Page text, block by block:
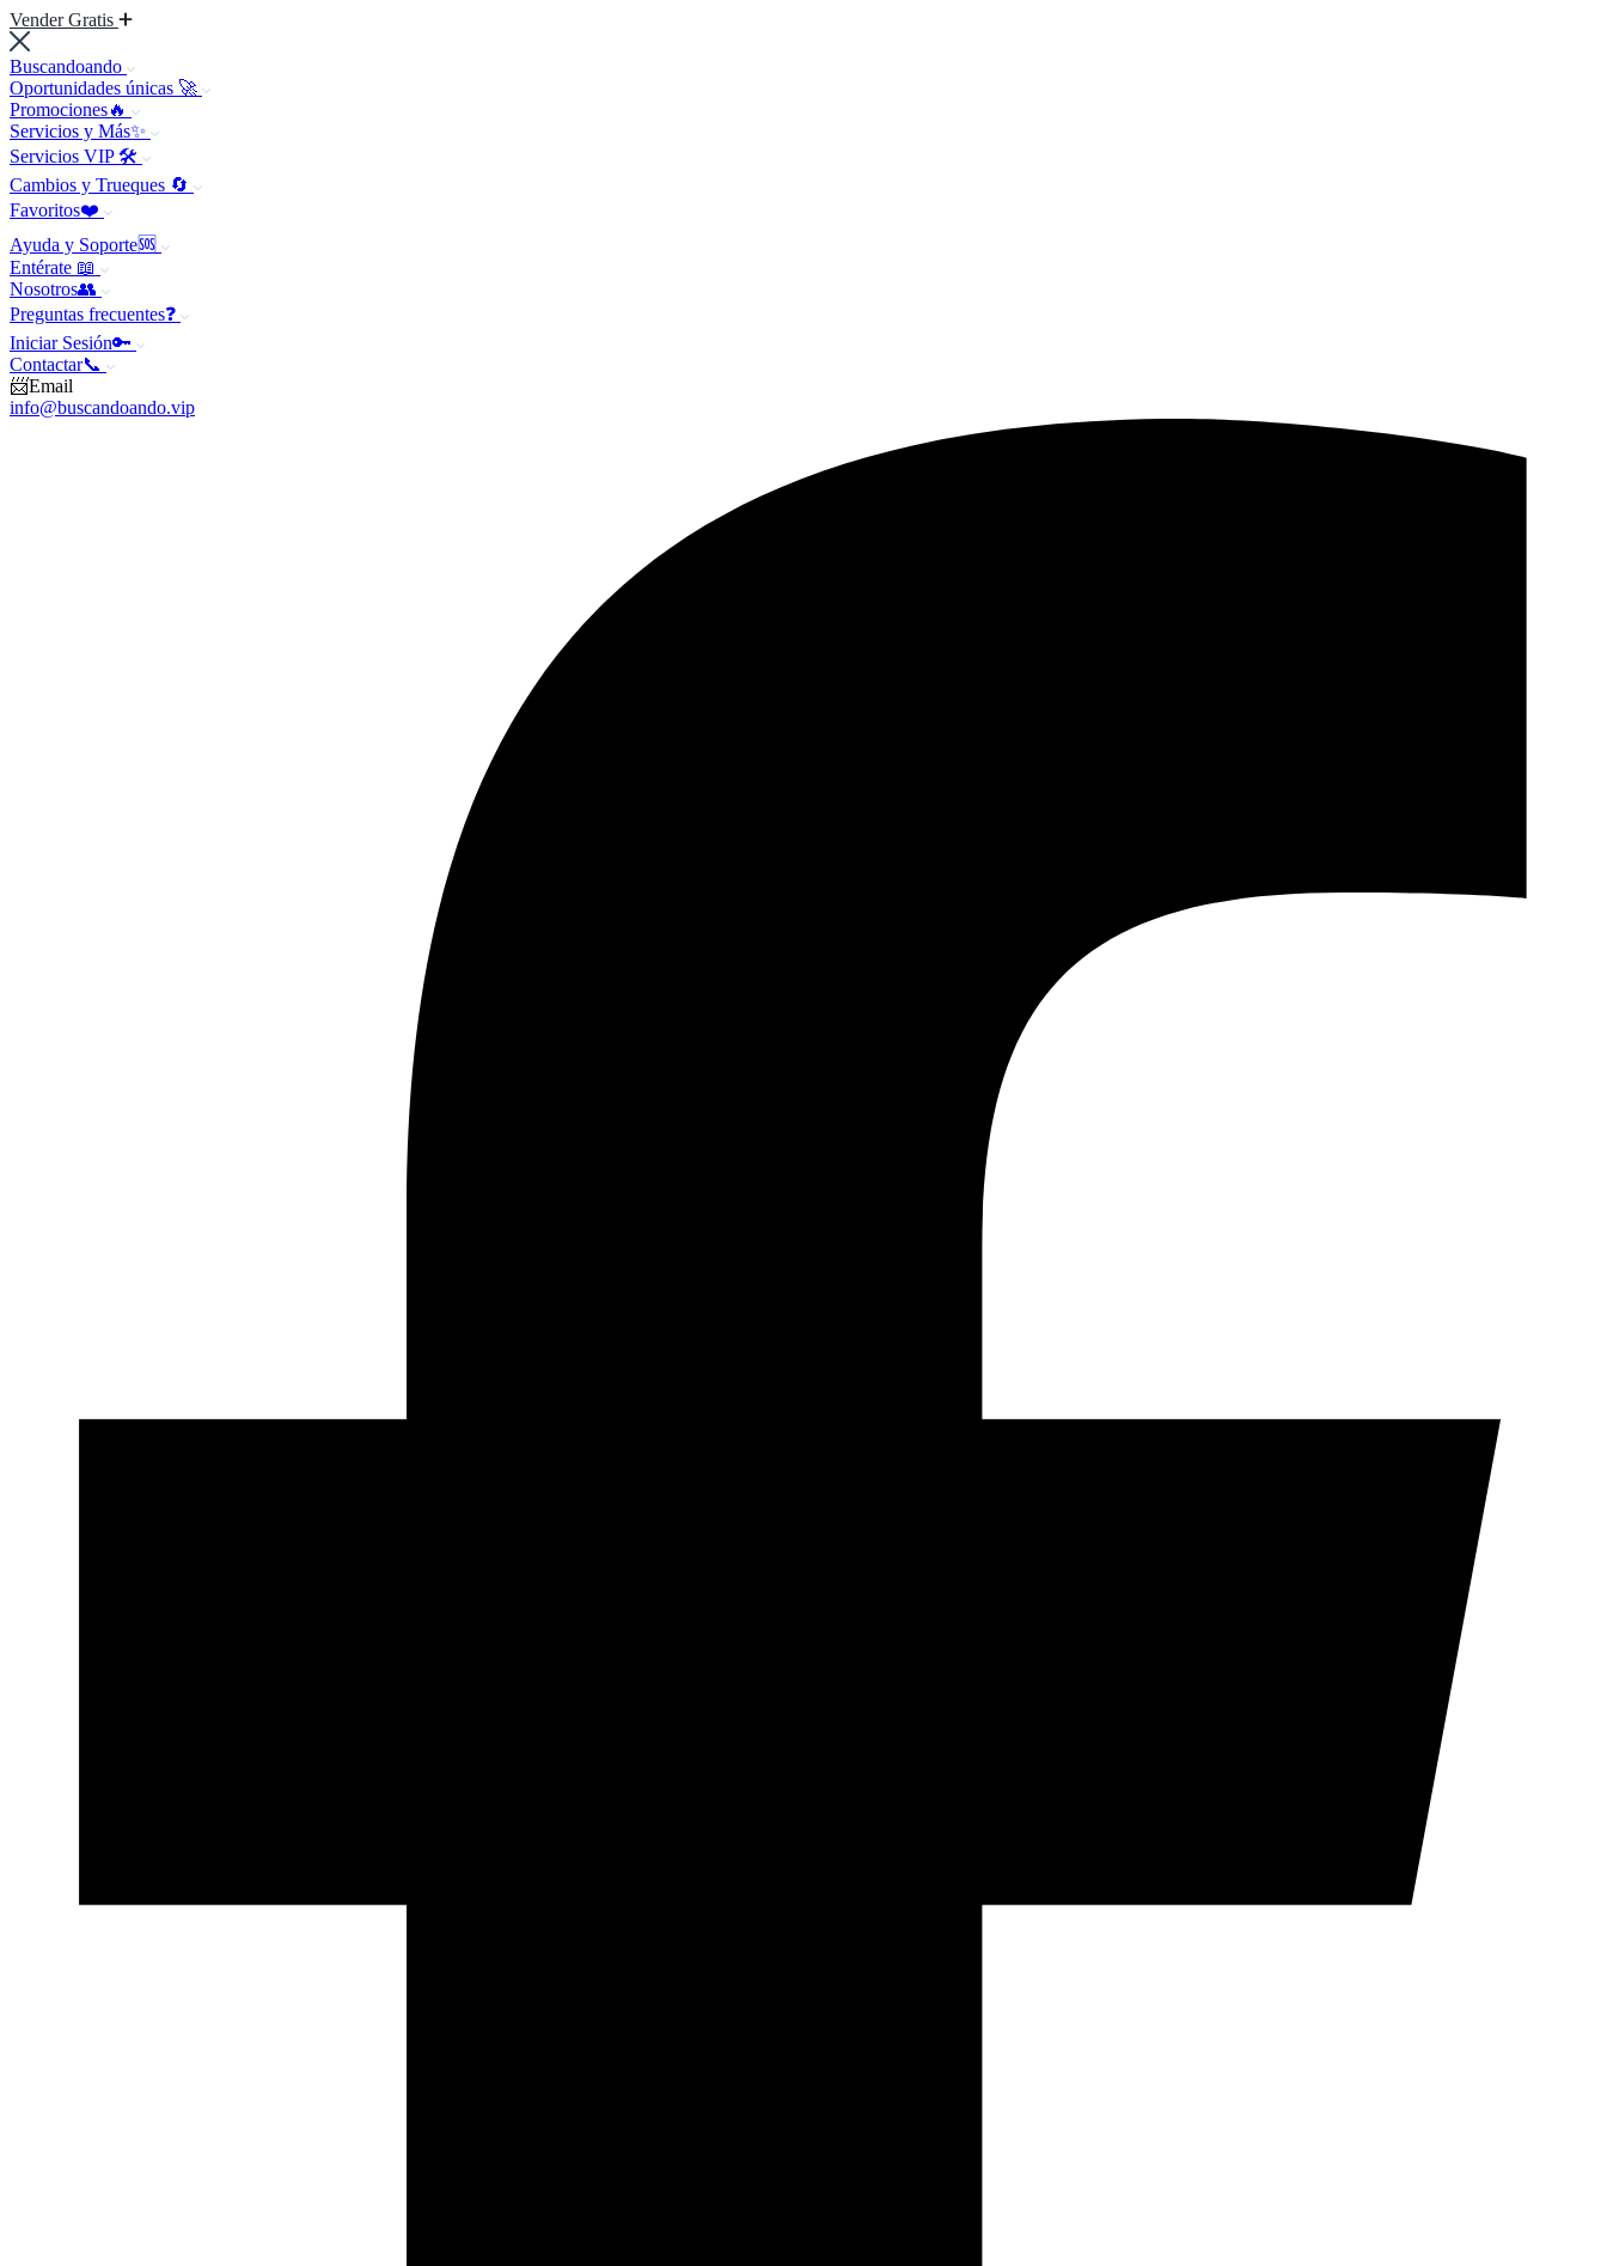
Vender Gratis
Buscandoando
Oportunidades únicas 🚀
Promociones🔥
Servicios y Más✨
Servicios VIP 🛠️
Cambios y Trueques 🔄
Favoritos❤️
Ayuda y Soporte🆘
Entérate 📖
Nosotros👥
Preguntas frecuentes❓
Iniciar Sesión🔑
Contactar📞
📨Email
info@buscandoando.vip